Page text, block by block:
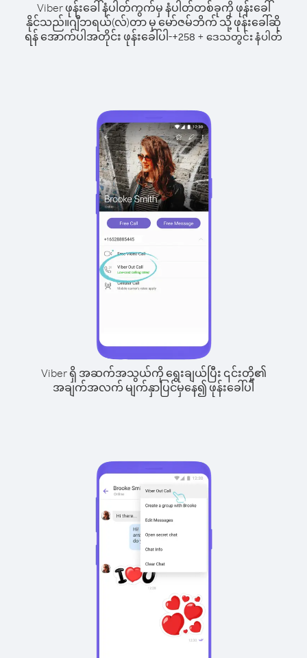
Viber ဖုန်းခေါ်နံပါတ်ကွက်မှ နံပါတ်တစ်ခုကို ဖုန်းခေါ်
နိုင်သည်။ဂျီဘရယ်(လ်)တာ မှ မော်ဇမ်ဘိက် သို့ ဖုန်းခေါ်ဆို
ရန် အောက်ပါအတိုင်း ဖုန်းခေါ်ပါ-+258 + ဒေသတွင်း နံပါတ်
Viber ရှိ အဆက်အသွယ်ကို ရွေးချယ်ပြီး ၎င်းတို့၏
အချက်အလက် မျက်နှာပြင်မှနေ၍ ဖုန်းခေါ်ပါ